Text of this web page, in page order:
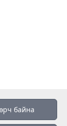
байна